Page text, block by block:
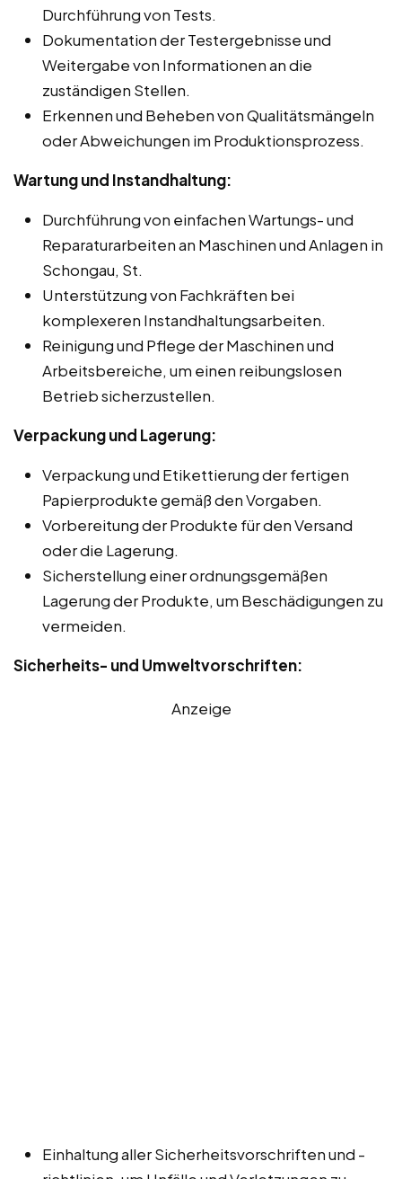
Durchführung von Tests.
Dokumentation der Testergebnisse und
Weitergabe von Informationen an die
zuständigen Stellen.
Erkennen und Beheben von Qualitätsmängeln
oder Abweichungen im Produktionsprozess.
Wartung und Instandhaltung:
Durchführung von einfachen Wartungs- und
Reparaturarbeiten an Maschinen und Anlagen in
Schongau, St.
Unterstützung von Fachkräften bei
komplexeren Instandhaltungsarbeiten.
Reinigung und Pflege der Maschinen und
Arbeitsbereiche, um einen reibungslosen
Betrieb sicherzustellen.
Verpackung und Lagerung:
Verpackung und Etikettierung der fertigen
Papierprodukte gemäß den Vorgaben.
Vorbereitung der Produkte für den Versand
oder die Lagerung.
Sicherstellung einer ordnungsgemäßen
Lagerung der Produkte, um Beschädigungen zu
vermeiden.
Sicherheits- und Umweltvorschriften:
Anzeige
Einhaltung aller Sicherheitsvorschriften und -